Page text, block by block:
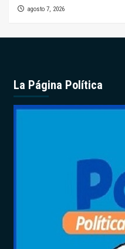
agosto 7, 2026
La Página Política